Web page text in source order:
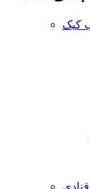
کیک
قنادی